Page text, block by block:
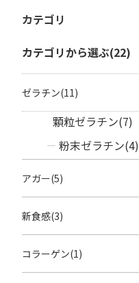
カテゴリ
カテゴリから選ぶ(22)
ゼラチン(11)
顆粒ゼラチン(7)
粉末ゼラチン(4)
アガー(5)
新食感(3)
コラーゲン(1)